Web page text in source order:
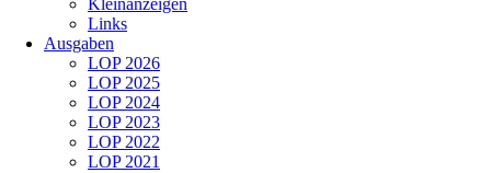
Kleinanzeigen
Links
Ausgaben
LOP 2026
LOP 2025
LOP 2024
LOP 2023
LOP 2022
LOP 2021